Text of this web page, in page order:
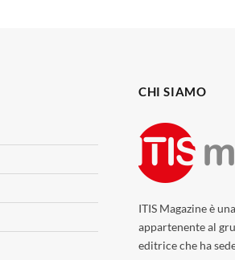
CHI SIAMO
ITIS Magazine è
appartenente al
editrice che ha